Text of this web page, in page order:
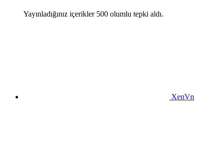
Yayınladığınız içerikler 500 olumlu tepki aldı.
XenVn